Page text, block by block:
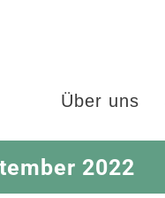
Über uns
2022